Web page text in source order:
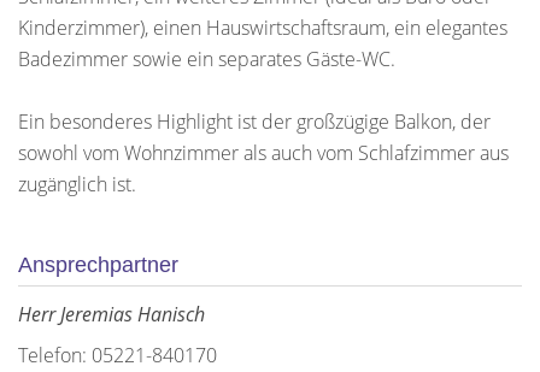
Kinderzimmer), einen Hauswirtschaftsraum, ein elegantes
Badezimmer sowie ein separates Gäste-WC.
Ein besonderes Highlight ist der großzügige Balkon, der
sowohl vom Wohnzimmer als auch vom Schlafzimmer aus
zugänglich ist.
Ansprechpartner
Herr Jeremias Hanisch
Telefon: 05221-840170